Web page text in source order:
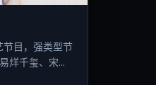
目，强类型节
烊千玺、宋康